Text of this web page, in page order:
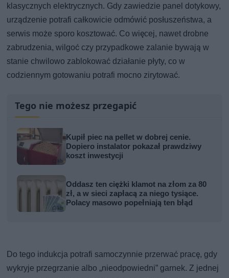
klasycznych elektrycznych. Gdy zawiedzie panel dotykowy,
urządzenie potrafi całkowicie odmówić posłuszeństwa, a
serwis może sporo kosztować. Co więcej, nawet drobne
zabrudzenia, wilgoć czy przypadkowe zalanie bywają w
stanie chwilowo zablokować działanie płyty, co w
codziennym gotowaniu potrafi mocno zirytować.
Tego nie możesz przegapić
Kupił piec na pellet w dobrej cenie.
Dopiero instalator pokazał prawdziwy
koszt inwestycji
Oddasz ten ciężki klamot na złom za 80
zł, a w sieci zapłacą za niego tysiące.
Polacy masowo popełniają ten błąd
Do tego indukcja potrafi samoczynnie przerwać pracę, gdy
wykryje przegrzanie albo „nieodpowiedni” garnek. Z jednej